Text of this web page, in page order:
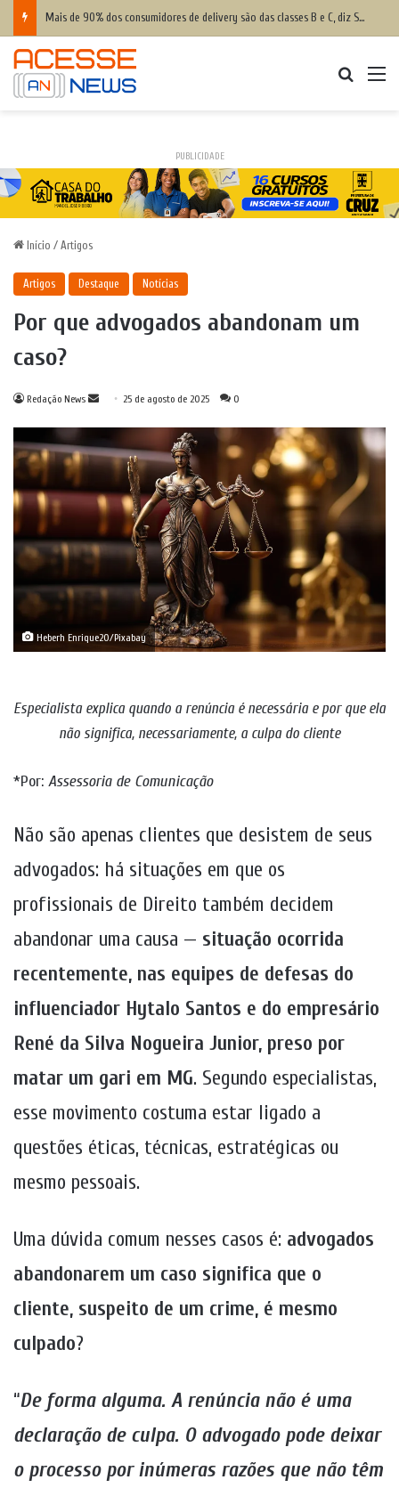
Mais de 90% dos consumidores de delivery são das classes B e C, diz Serasa
PUBLICIDADE
Início / Artigos
Artigos Destaque Notícias
Por que advogados abandonam um
caso?
Redação News
Mande
mail
25 de agosto de 2025 0
Heberh Enrique20/Pixabay
Especialista explica quando a renúncia é necessária e por que ela
não significa, necessariamente, a culpa do cliente
*Por: Assessoria de Comunicação
Não são apenas clientes que desistem de seus
advogados: há situações em que os
profissionais de Direito também decidem
abandonar uma causa — situação ocorrida
recentemente, nas equipes de defesas do
influenciador Hytalo Santos e do empresário
René da Silva Nogueira Junior, preso por
matar um gari em MG. Segundo especialistas,
esse movimento costuma estar ligado a
questões éticas, técnicas, estratégicas ou
mesmo pessoais.
Uma dúvida comum nesses casos é: advogados
abandonarem um caso significa que o
cliente, suspeito de um crime, é mesmo
culpado?
“De forma alguma. A renúncia não é uma
declaração de culpa. O advogado pode deixar
o processo por inúmeras razões que não têm